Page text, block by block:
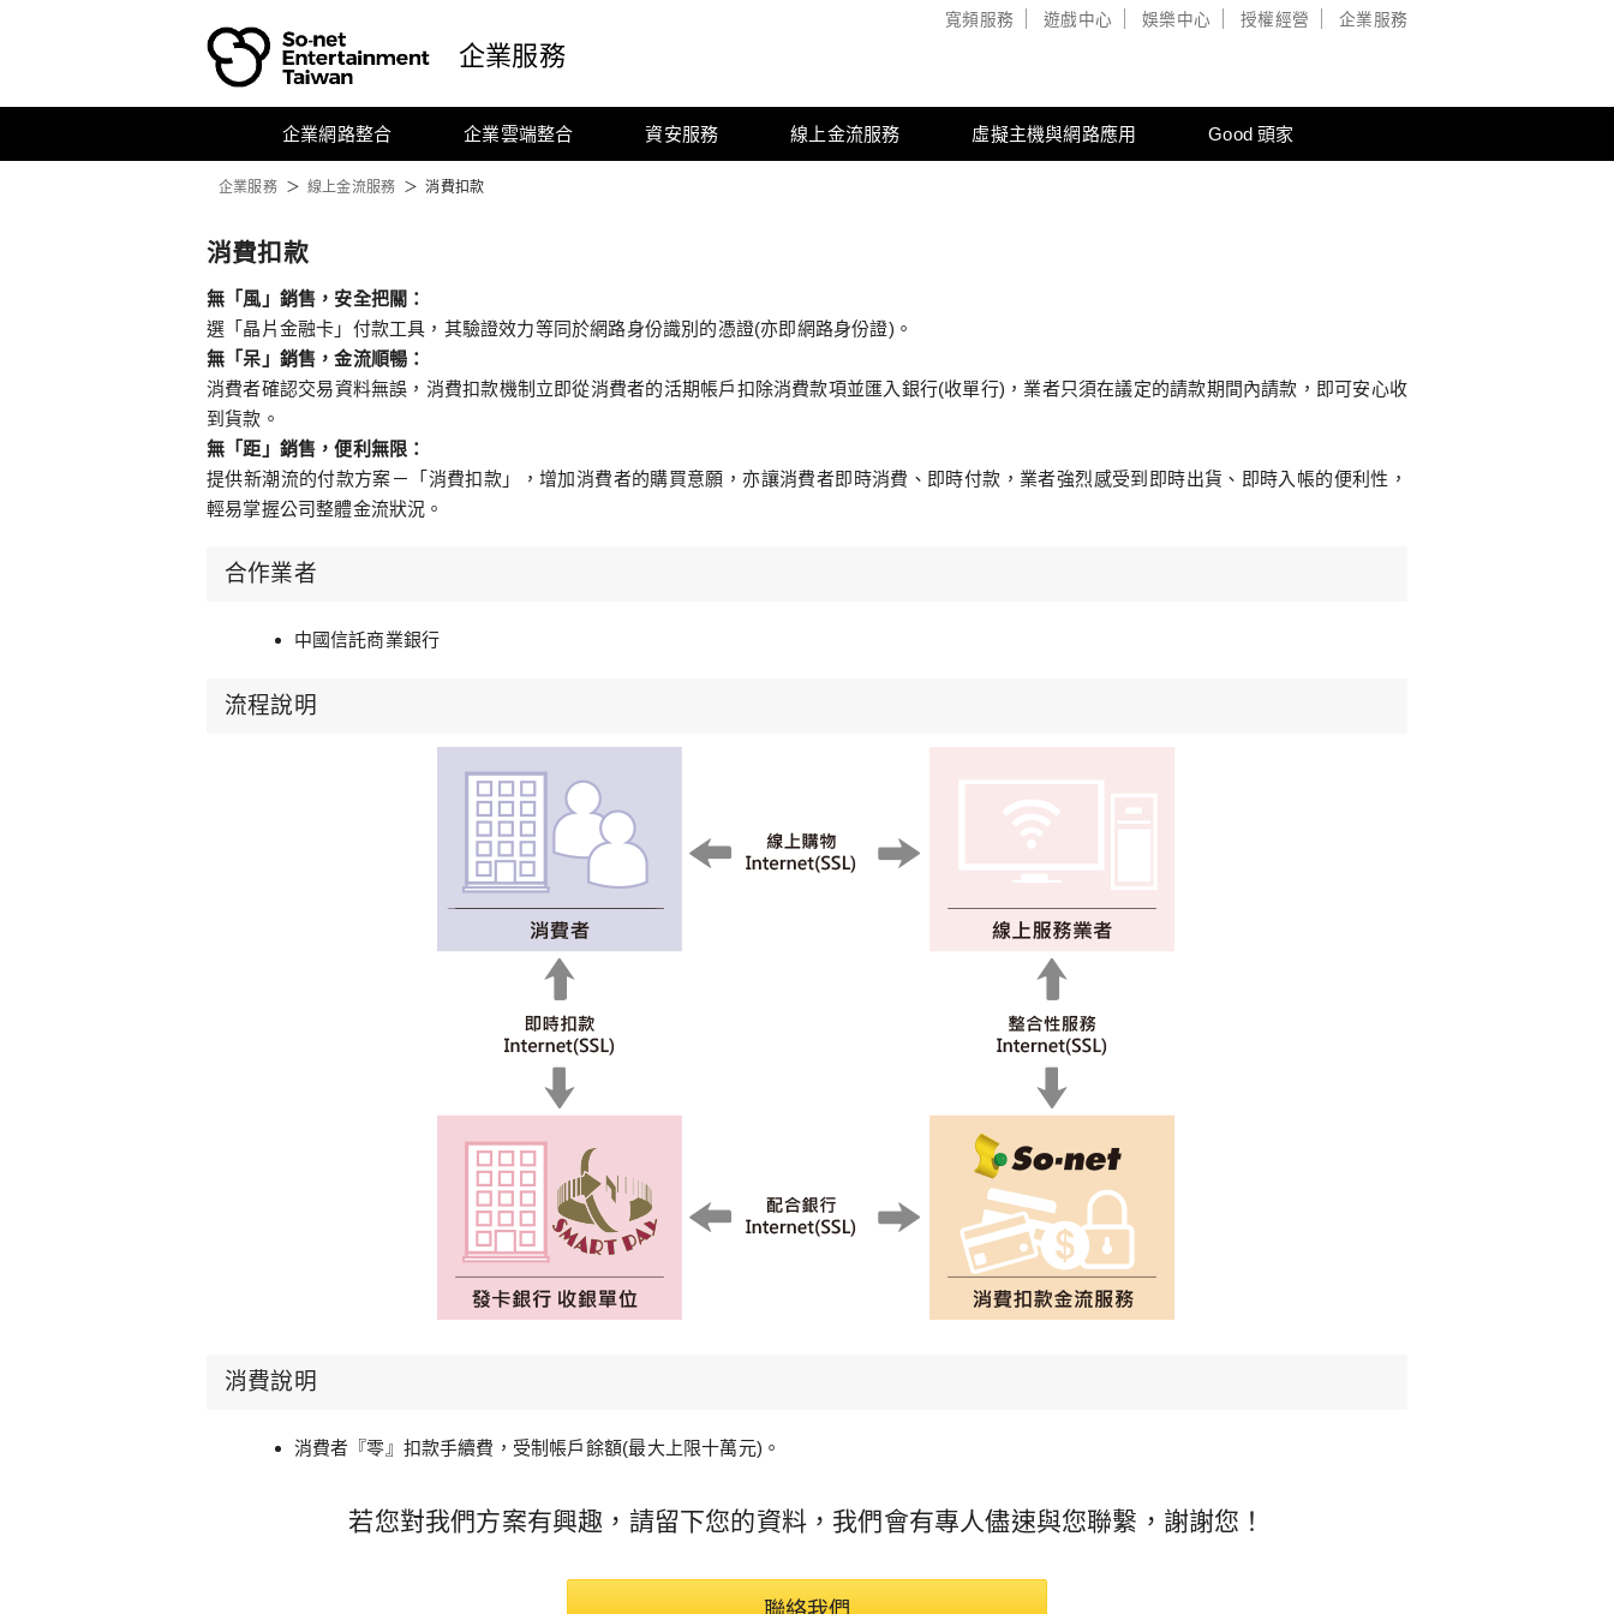
寬頻服務 遊戲中心 娛樂中心 授權經營 企業服務
前往So-net首頁企業服務
企業網路整合 企業雲端整合 資安服務 線上金流服務 虛擬主機與網路應用 Good 頭家
企業服務 線上金流服務 消費扣款
消費扣款 - 線上金流服務
消費扣款
無「風」銷售，安全把關：
選「晶片金融卡」付款工具，其驗證效力等同於網路身份識別的憑證(亦即網路身份證)。
無「呆」銷售，金流順暢：
消費者確認交易資料無誤，消費扣款機制立即從消費者的活期帳戶扣除消費款項並匯入銀行(收單行)，業者只須在議定的請款期間內請款，即可安心收
到貨款。
無「距」銷售，便利無限：
提供新潮流的付款方案－「消費扣款」，增加消費者的購買意願，亦讓消費者即時消費、即時付款，業者強烈感受到即時出貨、即時入帳的便利性，
輕易掌握公司整體金流狀況。
合作業者
中國信託商業銀行
流程說明
區塊 2 、銀行驗證：系統連線至銀行，進行帳戶驗證與餘額確認。
消費說明
消費者『零』扣款手續費，受制帳戶餘額(最大上限十萬元)。
若您對我們方案有興趣，請留下您的資料，我們會有專人儘速與您聯繫，謝謝您！